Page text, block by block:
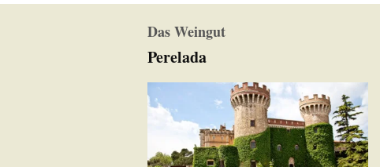
Das Weingut
Perelada